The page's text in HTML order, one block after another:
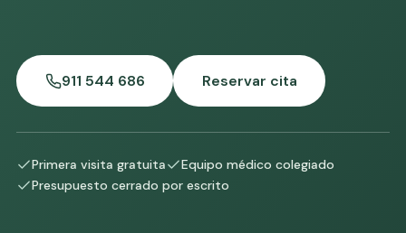
911 544 686 Reservar cita
Primera visita gratuita
Equipo médico colegiado
Presupuesto cerrado por escrito